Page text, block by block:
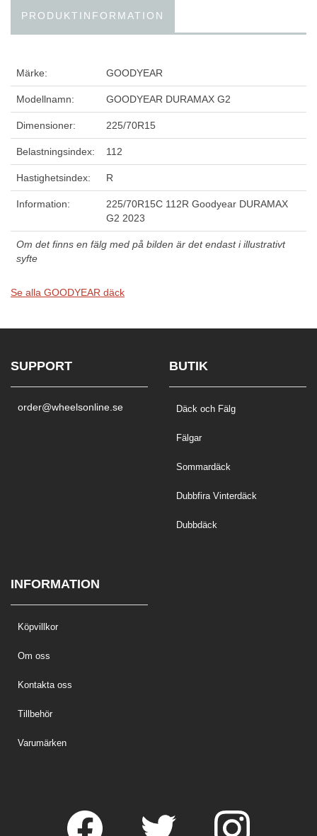
PRODUKTINFORMATION
Märke: GOODYEAR
Modellnamn: GOODYEAR DURAMAX G2
Dimensioner: 225/70R15
Belastningsindex: 112
Hastighetsindex: R
Information:
225/70R15C 112R Goodyear DURAMAX
G2 2023
Om det finns en fälg med på bilden är det endast i illustrativt
syfte
Se alla GOODYEAR däck
SUPPORT
order@wheelsonline.se
BUTIK
Däck och Fälg
Fälgar
Sommardäck
Dubbfira Vinterdäck
Dubbdäck
INFORMATION
Köpvillkor
Om oss
Kontakta oss
Tillbehör
Varumärken